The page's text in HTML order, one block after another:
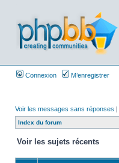
Connexion M’enregistrer
Voir les messages sans réponses |
Index du forum
Voir les sujets récents